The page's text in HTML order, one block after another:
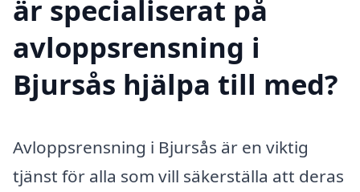
är specialiserat på
avloppsrensning i
Bjursås hjälpa till med?
Avloppsrensning i Bjursås är en viktig
tjänst för alla som vill säkerställa att deras